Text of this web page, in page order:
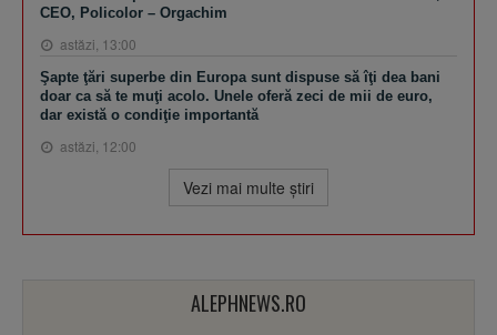
CEO, Policolor – Orgachim
astăzi, 13:00
Şapte ţări superbe din Europa sunt dispuse să îţi dea bani
doar ca să te muţi acolo. Unele oferă zeci de mii de euro,
dar există o condiţie importantă
astăzi, 12:00
Vezi mai multe ştiri
ALEPHNEWS.RO